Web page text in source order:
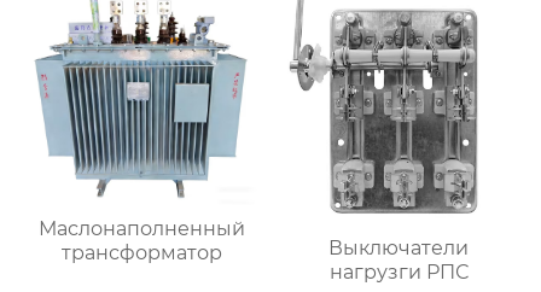
Маслонаполненный
трансформатор
Выключатели
нагрузги РПС